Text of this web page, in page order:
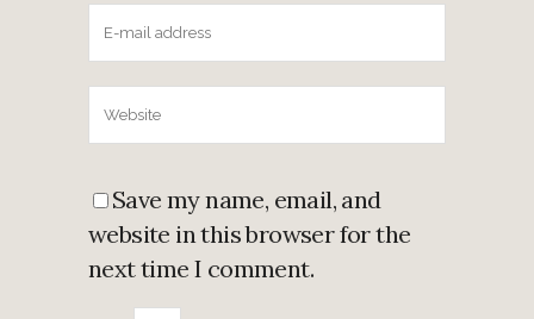
Save my name, email, and
website in this browser for the
next time I comment.